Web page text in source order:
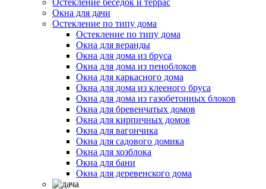
Остекление беседок и террас
Окна для дачи
Остекление по типу дома
Остекление по типу дома
Окна для веранды
Окна для дома из бруса
Окна для дома из пеноблоков
Окна для каркасного дома
Окна для дома из клееного бруса
Окна для дома из газобетонных блоков
Окна для бревенчатых домов
Окна для кирпичных домов
Окна для вагончика
Окна для садового домика
Окна для хозблока
Окна для бани
Окна для деревенского дома